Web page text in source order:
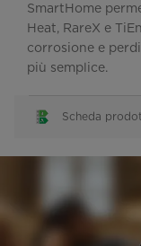
SmartHome
Heat, RareX e
corrosione e
più semplice.
Scheda